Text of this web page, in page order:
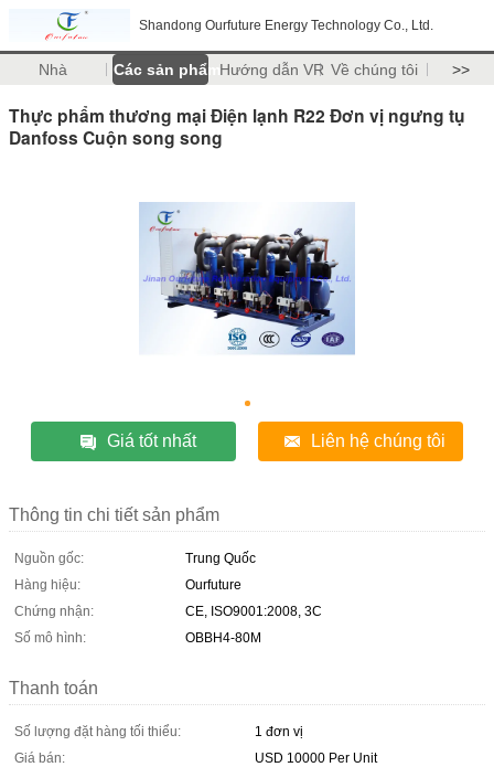
Shandong Ourfuture Energy Technology Co., Ltd.
Nhà Các sản phẩm Hướng dẫn VR Về chúng tôi >>
Thực phẩm thương mại Điện lạnh R22 Đơn vị ngưng tụ
Danfoss Cuộn song song
Giá tốt nhất Liên hệ chúng tôi
Thông tin chi tiết sản phẩm
Nguồn gốc:
Trung Quốc
Hàng hiệu:
Ourfuture
Chứng nhận:
CE, ISO9001:2008, 3C
Số mô hình:
OBBH4-80M
Thanh toán
Số lượng đặt hàng tối thiểu:
1 đơn vị
Giá bán:
USD 10000 Per Unit